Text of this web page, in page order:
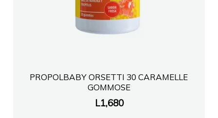
PROPOLBABY ORSETTI 30 CARAMELLE
GOMMOSE
L1,680